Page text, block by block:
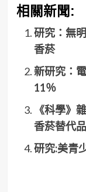
相關新聞:
研究：無
香菸
新研究：
11％
《科學》
香菸替代品
研究:美青